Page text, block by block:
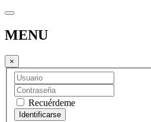
MENU
×
Recuérdeme